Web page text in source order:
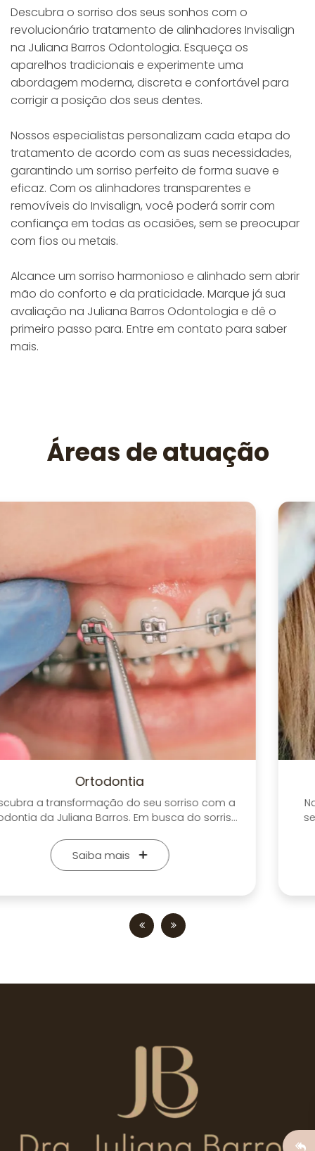
Descubra o sorriso dos seus sonhos com o
revolucionário tratamento de alinhadores Invisalign
na Juliana Barros Odontologia. Esqueça os
aparelhos tradicionais e experimente uma
abordagem moderna, discreta e confortável para
corrigir a posição dos seus dentes.
Nossos especialistas personalizam cada etapa do
tratamento de acordo com as suas necessidades,
garantindo um sorriso perfeito de forma suave e
eficaz. Com os alinhadores transparentes e
removíveis do Invisalign, você poderá sorrir com
confiança em todas as ocasiões, sem se preocupar
com fios ou metais.
Alcance um sorriso harmonioso e alinhado sem abrir
mão do conforto e da praticidade. Marque já sua
avaliação na Juliana Barros Odontologia e dê o
primeiro passo para. Entre em contato para saber
mais.
Áreas de atuação
Restauração
Na Juliana Barros Odontologia, oferecemos um
serviço especializado em restauração dentária
plena para nossos pacientes. Nossa equipe
altamente qualificada e experiente utiliza as mais
atenção aos mínimos detalhes, visando sempre o
conforto e a satisfação de quem nos procura. Seja
contato para saber mais.
Saiba mais